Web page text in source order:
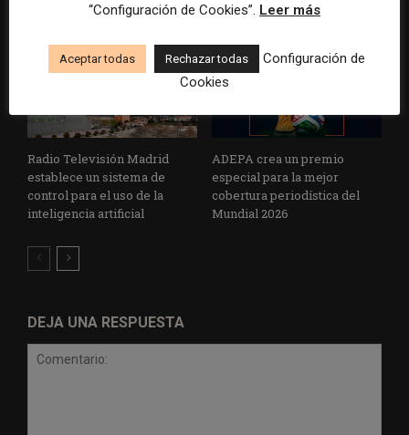
Radio Televisión Madrid
establece un sistema de
control para el uso de la
inteligencia artificial
ADEPA crea un premio
especial para la mejor
cobertura periodística del
Mundial 2026
DEJA UNA RESPUESTA
“Configuración de Cookies”. Leer más
Aceptar todas Rechazar todas
Configuración de
Cookies